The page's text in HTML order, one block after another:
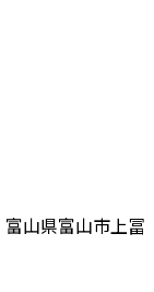
富山県富山市上冨